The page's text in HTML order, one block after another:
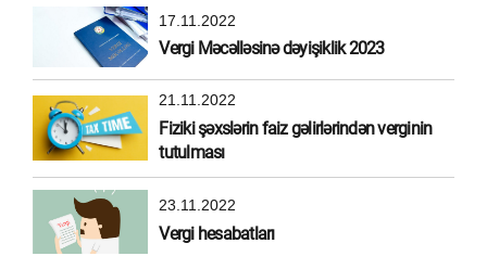
17.11.2022
Vergi Məcəlləsinə dəyişiklik 2023
21.11.2022
Fiziki şəxslərin faiz gəlirlərindən verginin
tutulması
23.11.2022
Vergi hesabatları